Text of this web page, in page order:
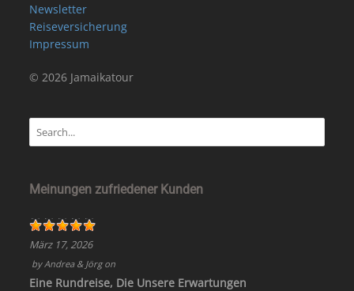
Newsletter
Reiseversicherung
Impressum
© 2026 Jamaikatour
Meinungen zufriedener Kunden
März 17, 2026
by Andrea & Jörgon
Eine Rundreise, Die Unsere Erwartungen